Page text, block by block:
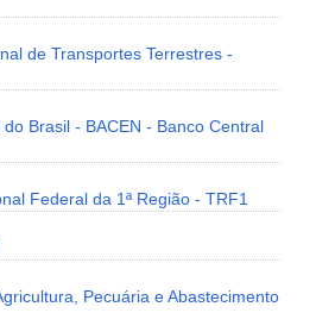
de Transportes Terrestres -
Brasil - BACEN - Banco Central
Federal da 1ª Região - TRF1
Pecuária e Abastecimento